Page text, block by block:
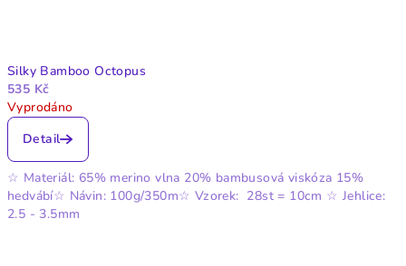
Silky Bamboo Octopus
535 Kč
Vyprodáno
Detail
☆ Materiál: 65% merino vlna 20% bambusová viskóza 15%
hedvábí☆ Návin: 100g/350m☆ Vzorek: 28st = 10cm ☆ Jehlice:
2.5 - 3.5mm